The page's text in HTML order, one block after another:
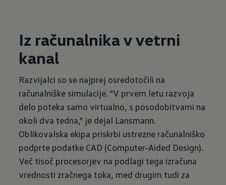
Iz računalnika v vetrni
kanal
Razvijalci so se najprej osredotočili na
računalniške simulacije. "V prvem letu razvoja
delo poteka samo virtualno, s posodobitvami na
okoli dva tedna," je dejal Lansmann.
Oblikovalska ekipa priskrbi ustrezne računalniško
podprte podatke CAD (Computer-Aided Design).
Več tisoč procesorjev na podlagi tega izračuna
vrednosti zračnega toka, med drugim tudi za